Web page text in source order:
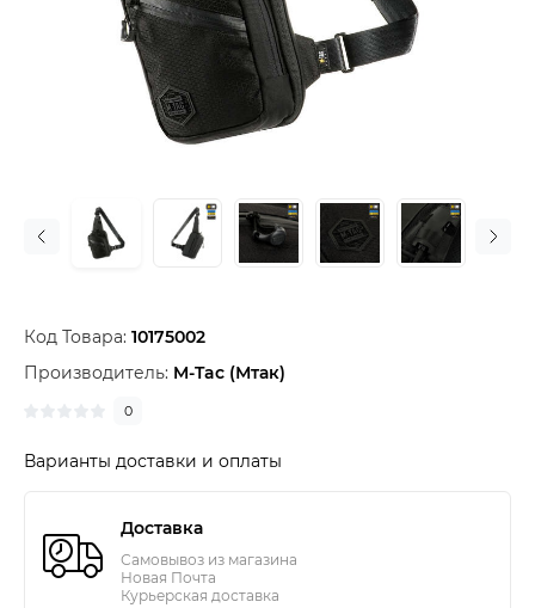
Код Товара: 10175002
Производитель: M-Tac (Мтак)
0
Варианты доставки и оплаты
Доставка
Самовывоз из магазина
Новая Почта
Курьерская доставка